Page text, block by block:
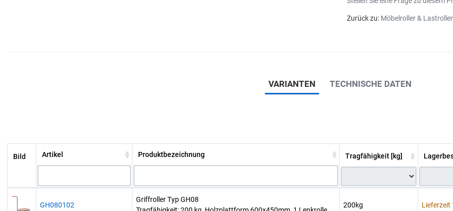
Zurück zu: Möbelroller & Lastroller
VARIANTEN TECHNISCHE DATEN
Bild Artikel Produktbezeichnung Tragfähigkeit [kg]
GH080102
Griffroller Typ GH08
200kg Lieferzeit